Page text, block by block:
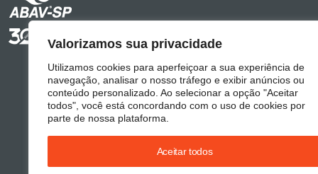
Valorizamos sua privacidade
Utilizamos cookies para aperfeiçoar a sua experiência de
navegação, analisar o nosso tráfego e exibir anúncios ou
conteúdo personalizado. Ao selecionar a opção "Aceitar
todos", você está concordando com o uso de cookies por
parte de nossa plataforma.
Aceitar todos